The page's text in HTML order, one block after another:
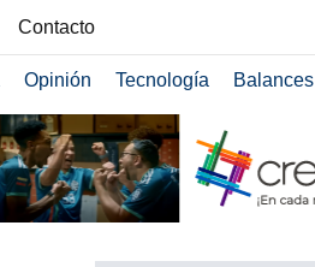
Contacto
Opinión Tecnología Balances